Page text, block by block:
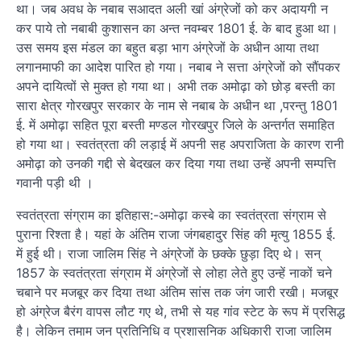
था। जब अवध के नबाब सआदत अली खां अंग्रेजों को कर अदायगी न
कर पाये तो नबाबी कुशासन का अन्त नवम्बर 1801 ई. के बाद हुआ था।
उस समय इस मंडल का बहुत बड़ा भाग अंग्रेजों के अधीन आया तथा
लगानमाफी का आदेश पारित हो गया। नबाब ने सत्ता अंग्रेजों को सौंपकर
अपने दायित्वों से मुक्त हो गया था। अभी तक अमोढ़ा को छोड़ बस्ती का
सारा क्षेत्र गोरखपुर सरकार के नाम से नबाब के अधीन था ,परन्तु 1801
ई. में अमोढ़ा सहित पूरा बस्ती मण्डल गोरखपुर जिले के अन्तर्गत समाहित
हो गया था। स्वतंत्रता की लड़ाई में अपनी सह अपराजिता के कारण रानी
अमोढ़ा को उनकी गद्दी से बेदखल कर दिया गया तथा उन्हें अपनी सम्पत्ति
गवानी पड़ी थी ।
स्वतंत्रता संग्राम का इतिहास:-अमोढ़ा कस्बे का स्वतंत्रता संग्राम से
पुराना रिश्ता है। यहां के अंतिम राजा जंगबहादुर सिंह की मृत्यु 1855 ई.
में हुई थी। राजा जालिम सिंह ने अंग्रेजों के छक्के छुड़ा दिए थे। सन्
1857 के स्वतंत्रता संग्राम में अंग्रेजों से लोहा लेते हुए उन्हें नाकों चने
चबाने पर मजबूर कर दिया तथा अंतिम सांस तक जंग जारी रखी। मजबूर
हो अंग्रेज बैरंग वापस लौट गए थे, तभी से यह गांव स्टेट के रूप में प्रसिद्ध
है। लेकिन तमाम जन प्रतिनिधि व प्रशासनिक अधिकारी राजा जालिम